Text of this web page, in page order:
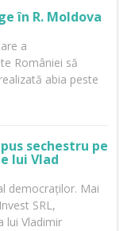
în R. Moldova
a
României să
abia peste
sechestru pe
lui Vlad
democraților. Mai
SRL,
lui Vladimir